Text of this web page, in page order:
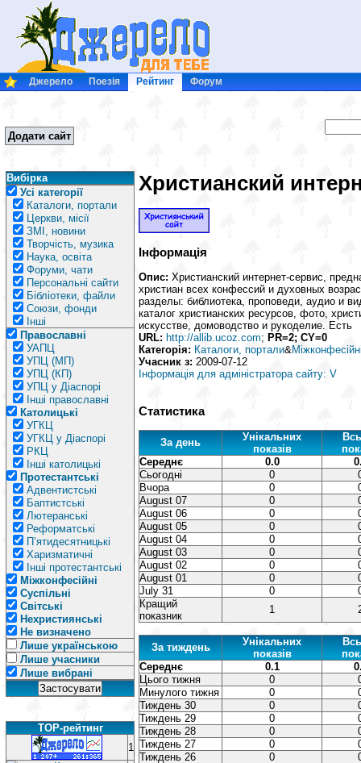
Джерело Поезія Рейтинг Форум
Додати сайт
Вибірка
Усі категорії
Каталоги, портали
Церкви, місії
ЗМІ, новини
Творчість, музика
Наука, освіта
Форуми, чати
Персональні сайти
Бібліотеки, файли
Союзи, фонди
Інші
Православні
УАПЦ
УПЦ (МП)
УПЦ (КП)
УПЦ у Діаспорі
Інші православні
Католицькі
УГКЦ
УГКЦ у Діаспорі
РКЦ
Інші католицькі
Протестантські
Адвентистські
Баптистські
Лютеранські
Реформатські
П’ятидесятницькі
Харизматичні
Інші протестантські
Міжконфесійні
Суспільні
Світські
Нехристиянські
Не визначено
Лише українською
Лише учасники
Лише вибрані
TOP-рейтинг
1
Христианский
Інформація
Опис: Христианский интернет-сервис,
христиан всех конфессий и духовных
разделы: библиотека, проповеди, аудио и
каталог христианских ресурсов, фото,
искусстве, домоводство и рукоделие. Есть
URL: http://allib.ucoz.com; PR=2; CY=0
Категорія: Каталоги, портали&
Учасник з: 2009-07-12
Інформація для адміністратора сайту: V
Статистика
За день
Унікальних
показів
Середнє
0.0
Сьогодні
0
Вчора
0
August 07
0
August 06
0
August 05
0
August 04
0
August 03
0
August 02
0
August 01
0
July 31
0
Кращий
показник
1
За тиждень
Унікальних
показів
Середнє
0.1
Цього тижня
0
Минулого тижня
0
Тиждень 30
0
Тиждень 29
0
Тиждень 28
0
Тиждень 27
0
Тиждень 26
0